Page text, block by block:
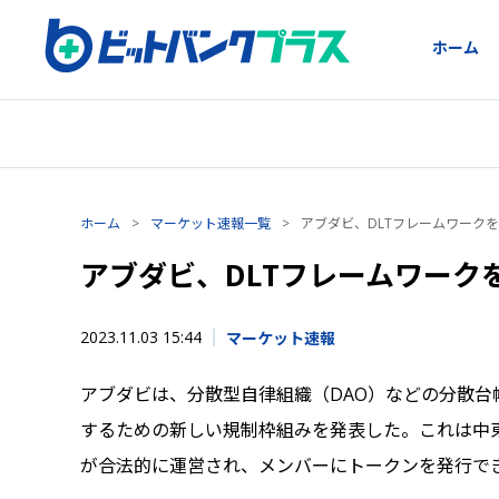
ホーム
ホーム > マーケット速報一覧 > アブダビ、DLTフレームワーク
アブダビ、DLTフレームワーク
2023.11.03 15:44 マーケット速報
アブダビは、分散型自律組織（DAO）などの分散
するための新しい規制枠組みを発表した。これは
が合法的に運営され、メンバーにトークンを発行で